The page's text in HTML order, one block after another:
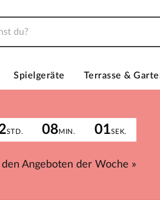
Spielgeräte Terrasse &
STD. 08MIN. 01SEK.
Angeboten der Woche »